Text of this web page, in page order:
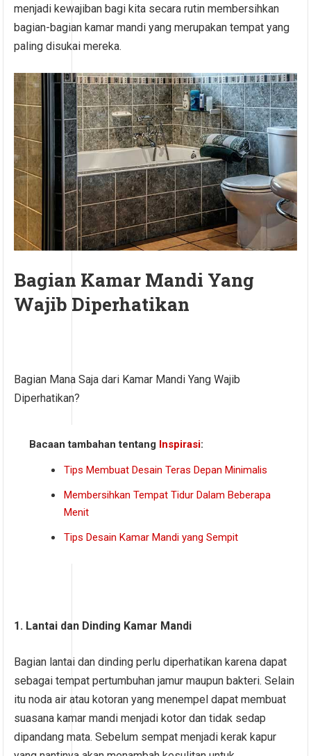
menjadi kewajiban bagi kita secara rutin membersihkan
bagian-bagian kamar mandi yang merupakan tempat yang
paling disukai mereka.
Bagian Kamar Mandi Yang
Wajib Diperhatikan
Bagian Mana Saja dari Kamar Mandi Yang Wajib
Diperhatikan?
Bacaan tambahan tentang Inspirasi:
Tips Membuat Desain Teras Depan Minimalis
Membersihkan Tempat Tidur Dalam Beberapa
Menit
Tips Desain Kamar Mandi yang Sempit
1. Lantai dan Dinding Kamar Mandi
Bagian lantai dan dinding perlu diperhatikan karena dapat
sebagai tempat pertumbuhan jamur maupun bakteri. Selain
itu noda air atau kotoran yang menempel dapat membuat
suasana kamar mandi menjadi kotor dan tidak sedap
dipandang mata. Sebelum sempat menjadi kerak kapur